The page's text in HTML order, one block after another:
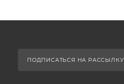
ПОДПИСАТЬСЯ НА РАССЫЛКУ